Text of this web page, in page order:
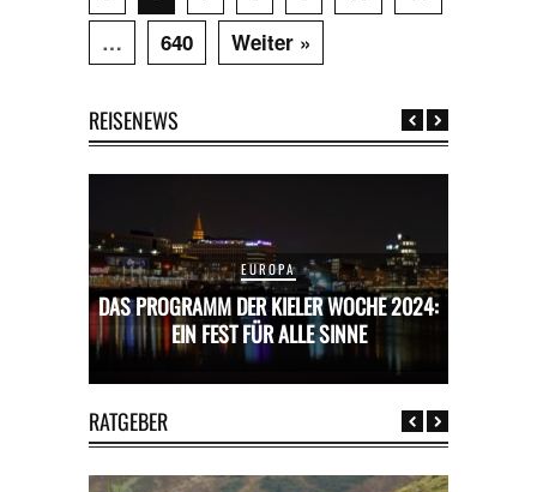
…
640 Weiter »
REISENEWS
EUROPA
DAS PROGRAMM DER KIELER WOCHE 2024:
EIN FEST FÜR ALLE SINNE
RATGEBER